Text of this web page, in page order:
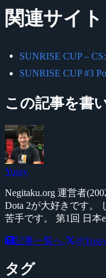
関連サイト
SUNRISE CUP –
SUNRISE CUP #3
この記事を書
Yossy
Negitaku.org 運営者
Dota 2が大好きです。
苦手です。 第1回 日本
記事一覧へ
タグ